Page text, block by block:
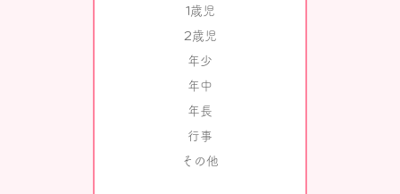
1歳児
2歳児
年少
年中
年長
行事
その他